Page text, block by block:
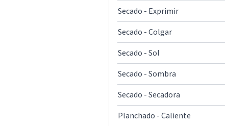
Secado - Exprimir
Secado - Colgar
Secado - Sol
Secado - Sombra
Secado - Secadora
Planchado - Caliente